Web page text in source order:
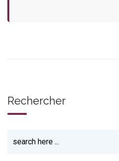
Rechercher